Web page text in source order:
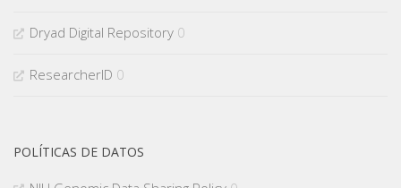
Dryad Digital Repository 0
ResearcherID 0
POLÍTICAS DE DATOS